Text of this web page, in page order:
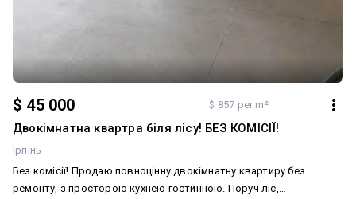
$ 45 000 $ 857 per m²
Двокімнатна квартра біля лісу! БЕЗ КОМІСІЇ!
Ірпінь
Без комісії! Продаю повноцінну двокімнатну квартиру без
ремонту, з просторою кухнею гостинною. Поруч ліс,